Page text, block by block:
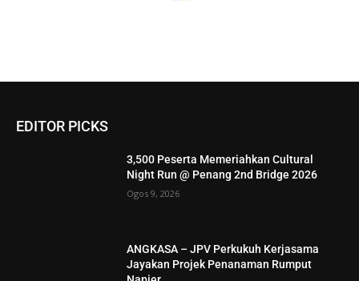
EDITOR PICKS
3,500 Peserta Memeriahkan Cultural
Night Run @ Penang 2nd Bridge 2026
Ogos 9, 2026
ANGKASA – JPV Perkukuh Kerjasama
Jayakan Projek Penanaman Rumput